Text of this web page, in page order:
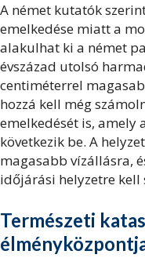
A német kutatók
emelkedése miatt a
alakulhat ki a német
évszázad utolsó
centiméterrel
hozzá kell még
emelkedését is,
következik be. A
magasabb vízállásra,
időjárási helyzetre kell
Természeti